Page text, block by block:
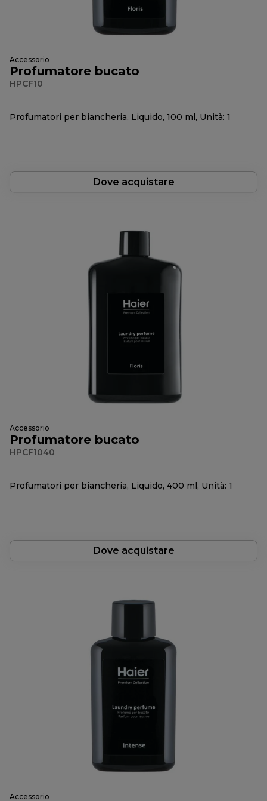
Accessorio
Profumatore bucato
HPCF10
Profumatori per biancheria, Liquido, 100 ml, Unità: 1
Dove acquistare
Accessorio
Profumatore bucato
HPCF1040
Profumatori per biancheria, Liquido, 400 ml, Unità: 1
Dove acquistare
Accessorio